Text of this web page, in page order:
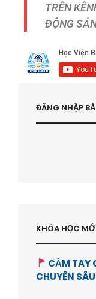
TRÊN
ĐỘNG
ĐĂNG NHẬP
KHÓA HỌC
CẦM TAY
CHUYÊN